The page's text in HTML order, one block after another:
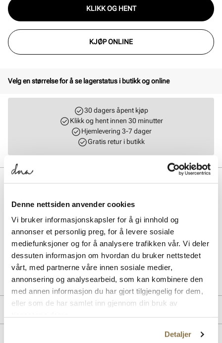
Denne nettsiden anvender cookies
Vi bruker informasjonskapsler for å gi innhold og
annonser et personlig preg, for å levere sosiale
mediefunksjoner og for å analysere trafikken vår. Vi deler
dessuten informasjon om hvordan du bruker nettstedet
vårt, med partnerne våre innen sosiale medier,
annonsering og analysearbeid, som kan kombinere den
med annen informasjon du har gjort tilgjengelig for dem,
eller som de har samlet inn gjennom din bruk av
Detaljer
KLIKK OG HENT
KJØP ONLINE
Velg en størrelse for å se lagerstatus i butikk og online
30 dagers åpent kjøp
Klikk og hent innen 30 minutter
Hjemlevering 3-7 dager
Gratis retur i butikk
BESKRIVELSE
Klassiske pumps i skinn fra Stockholm Design Group kombinerer
tåpartiet gir et feminint uttrykk, mens innersålen med gele sikrer en
behagelig passform. Perfekt for enhver anledning, disse pumpsene
er et must i garderoben.
Art. nr. 36153014
Lev. art. nr25V1198